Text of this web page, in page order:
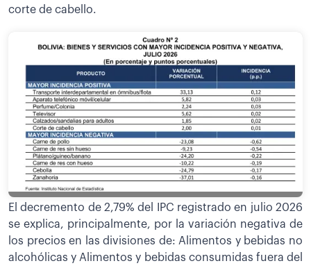
corte de cabello.
El decremento de 2,79% del IPC registrado en julio 2026
se explica, principalmente, por la variación negativa de
los precios en las divisiones de: Alimentos y bebidas no
alcohólicas y Alimentos y bebidas consumidas fuera del